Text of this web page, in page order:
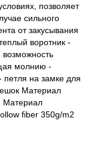
позволяет
сильного
от закусывания
воротник -
молнию -
петля на замке для
Материал
Материал
fiber 350g/m2